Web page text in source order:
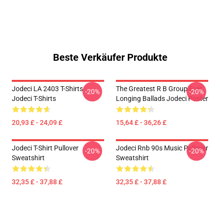
Beste Verkäufer Produkte
Jodeci LA 2403 T-Shirts
Jodeci T-Shirts
20,93 £ - 24,09 £
-20%
The Greatest R B Group Ever
Longing Ballads Jodeci Poster
15,64 £ - 36,26 £
-20%
Jodeci T-Shirt Pullover
Sweatshirt
32,35 £ - 37,88 £
-20%
Jodeci Rnb 90s Music Pullover
Sweatshirt
32,35 £ - 37,88 £
-20%